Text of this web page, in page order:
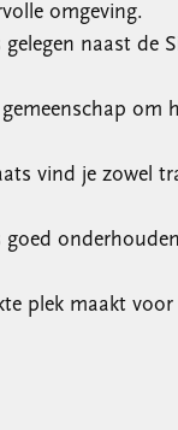
omgeving.
naast de
om
vind je zowel
goed
plek maakt